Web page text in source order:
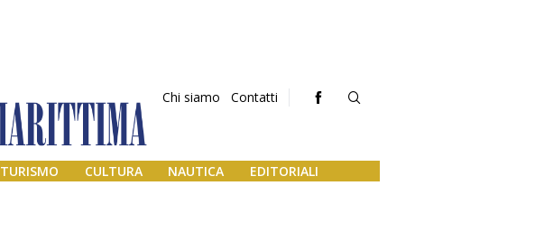
Chi siamo Contatti
TURISMO CULTURA NAUTICA EDITORIALI